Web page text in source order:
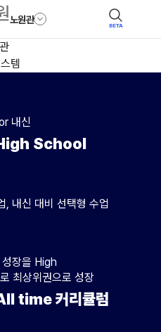
노원관 BETA
내신
School
별), 대상 : 내신 성적 향상을 희망
장을 High
최상위권으로 성장
time 커리큘럼